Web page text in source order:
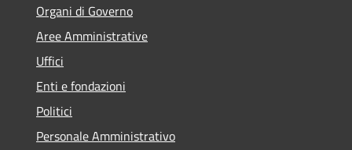
Organi di Governo
Aree Amministrative
Uffici
Enti e fondazioni
Politici
Personale Amministrativo